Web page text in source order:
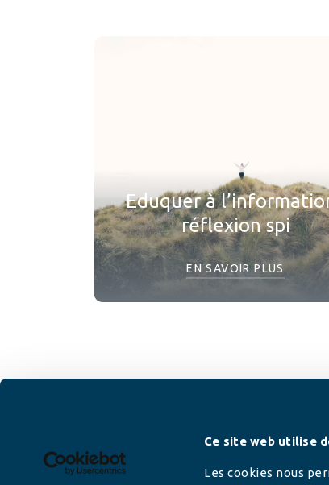
Ce site web utilise
Les cookies nous
Eduquer à
réflexion spi
EN SAVOIR PLUS
Newsletter